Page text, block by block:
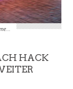
HACK